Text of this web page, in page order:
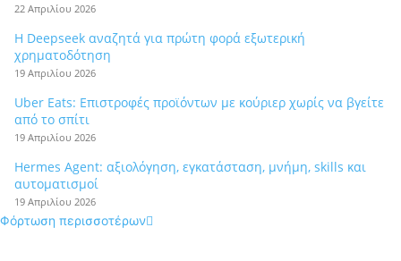
22 Απριλίου 2026
Η Deepseek αναζητά για πρώτη φορά εξωτερική
χρηματοδότηση
19 Απριλίου 2026
Uber Eats: Επιστροφές προϊόντων με κούριερ χωρίς να βγείτε
από το σπίτι
19 Απριλίου 2026
Hermes Agent: αξιολόγηση, εγκατάσταση, μνήμη, skills και
αυτοματισμοί
19 Απριλίου 2026
Φόρτωση περισσοτέρων